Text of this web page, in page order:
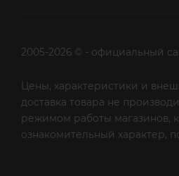
2005-2026 © - официальный
Цены, характеристики и
доставка товара не
режимом работы магазинов,
ознакомительный характер,